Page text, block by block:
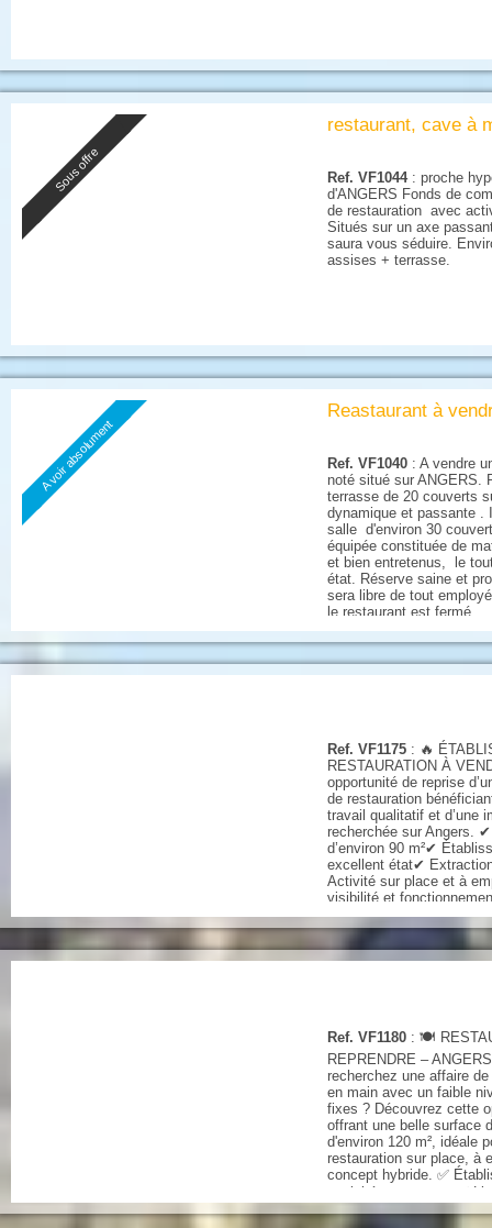
Sous offre
restaurant, cave à
Ref. VF1044: proche
d'ANGERS Fonds de
de restauration avec
Situés sur un axe
saura vous séduire.
assises + terrasse.
A voir absolument
Reastaurant à
Ref. VF1040 : A vendre
noté situé sur ANGERS.
terrasse de 20 couverts
dynamique et passante .
salle d'environ 30
équipée constituée de
et bien entretenus, le
état. Réserve saine et
sera libre de tout
le restaurant est fermé...
Ref. VF1175 : 🔥
RESTAURATION À
opportunité de reprise
de restauration
travail qualitatif et d’une
recherchée sur Angers.
d’environ 90 m²✔
excellent état✔
Activité sur place et à
visibilité et
immédiatement
saine ...
Ref. VF1180 : 🍽️
REPRENDRE –
recherchez une affaire
en main avec un faible
fixes ? Découvrez cette
offrant une belle surface
d'environ 120 m², idéale
restauration sur place, à
concept hybride. ✅
exploité et entretenu✅
Surface confortable